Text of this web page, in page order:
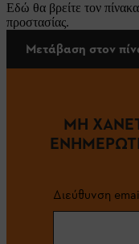
Εδώ θα βρείτε τον
προστασίας.
Μετάβαση στον
ΜΗ
Διεύθυνση